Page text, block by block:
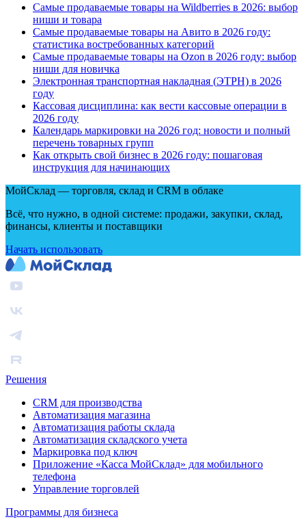
Самые продаваемые товары на Wildberries в 2026: выбор
ниши и товара
Самые продаваемые товары на Авито в 2026 году:
статистика востребованных категорий
Самые продаваемые товары на Ozon в 2026 году: выбор
ниши для новичка
Электронная транспортная накладная (ЭТРН) в 2026
году
Кассовая дисциплина: как вести кассовые операции в
2026 году
Календарь маркировки на 2026 год: новости и полный
перечень товарных групп
Как открыть свой бизнес в 2026 году: пошаговая
инструкция для начинающих
МойСклад — торговля, склад и CRM в облаке
Всё, что нужно, в одной системе: продажи, закупки, склад,
финансы, клиенты и поставщики
Начать использовать
Решения
CRM для производства
Автоматизация магазина
Автоматизация работы склада
Автоматизация складского учета
Маркировка под ключ
Приложение «Касса МойСклад» для мобильного
телефона
Управление торговлей
Программы для бизнеса